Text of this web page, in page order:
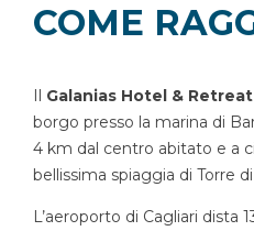
COME
Il Galanias Hotel & Retreat
borgo presso la marina di
4 km dal centro abitato e a
bellissima spiaggia di Torre
L’aeroporto di Cagliari dista